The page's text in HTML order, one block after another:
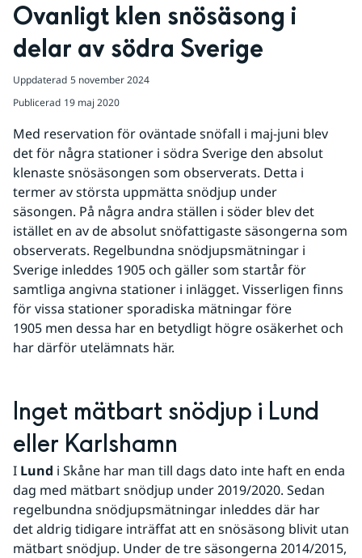
Ovanligt klen snösäsong i
delar av södra Sverige
Uppdaterad 5 november 2024
Publicerad 19 maj 2020
Med reservation för oväntade snöfall i maj-juni blev
det för några stationer i södra Sverige den absolut
klenaste snösäsongen som observerats. Detta i
termer av största uppmätta snödjup under
säsongen. På några andra ställen i söder blev det
istället en av de absolut snöfattigaste säsongerna som
observerats. Regelbundna snödjupsmätningar i
Sverige inleddes 1905 och gäller som startår för
samtliga angivna stationer i inlägget. Visserligen finns
för vissa stationer sporadiska mätningar före
1905 men dessa har en betydligt högre osäkerhet och
har därför utelämnats här.
Inget mätbart snödjup i Lund
eller Karlshamn
I Lund i Skåne har man till dags dato inte haft en enda
dag med mätbart snödjup under 2019/2020. Sedan
regelbundna snödjupsmätningar inleddes där har
det aldrig tidigare inträffat att en snösäsong blivit utan
mätbart snödjup. Under de tre säsongerna 2014/2015,